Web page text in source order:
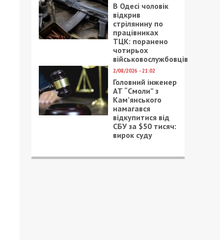
В Одесі чоловік
відкрив
стрілянину по
працівниках
ТЦК: поранено
чотирьох
військовослужбовців
2/08/2026 - 21:02
Головний інженер
АТ “Смоли” з
Кам’янського
намагався
відкупитися від
СБУ за $50 тисяч:
вирок суду